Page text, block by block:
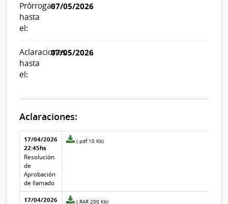
Prórrogas
hasta
el:
07/05/2026
Aclaraciones
hasta
el:
07/05/2026
Aclaraciones:
Aclaraciones del llamado
Fecha y
texto de
la
aclaración
17/04/2026
22:45hs
Resolución
de
Aprobación
de llamado
Archivo
3
(.pdf 10 Kb)
17/04/2026
Archivo
(.RAR 200 Kb)